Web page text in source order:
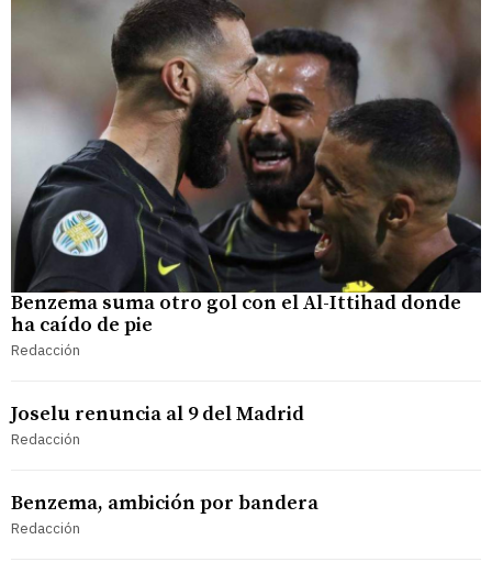
Benzema suma otro gol con el Al-Ittihad donde
ha caído de pie
Redacción
Joselu renuncia al 9 del Madrid
Redacción
Benzema, ambición por bandera
Redacción